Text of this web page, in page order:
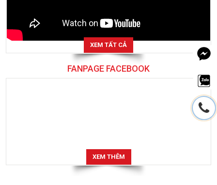
XEM TẤT CẢ
FANPAGE FACEBOOK
XEM THÊM